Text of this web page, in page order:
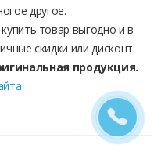
другое.
товар выгодно и в
скидки или дисконт.
продукция.